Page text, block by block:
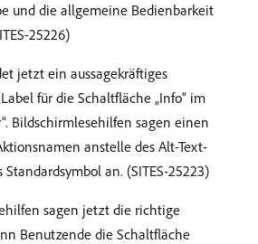
und die allgemeine Bedienbarkeit
25226)
jetzt ein aussagekräftiges
für die Schaltfläche „Info“ im
Bildschirmlesehilfen sagen einen
anstelle des Alt-Text-
Standardsymbol an. (SITES-25223)
sagen jetzt die richtige
Benutzende die Schaltfläche